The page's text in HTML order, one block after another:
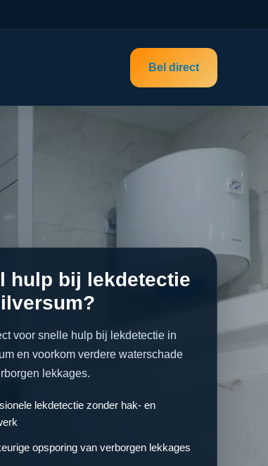
Bel direct
hulp bij lekdetectie
voor snelle hulp bij lekdetectie in
en voorkom verdere waterschade
lekkages.
lekdetectie zonder hak- en
opsporing van verborgen lekkages